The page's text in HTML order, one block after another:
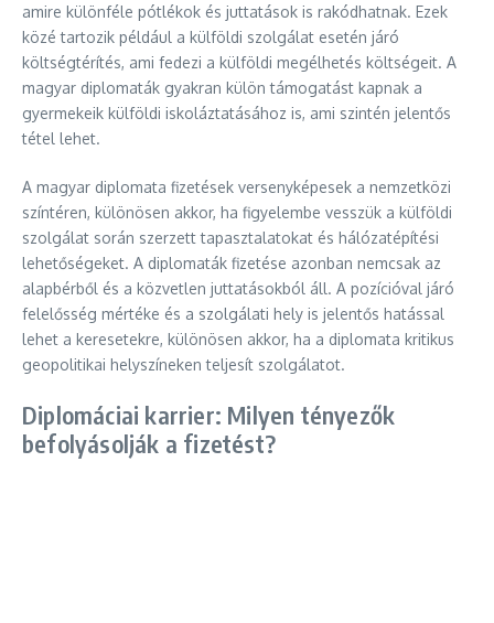
amire különféle pótlékok és juttatások is rakódhatnak. Ezek
közé tartozik például a külföldi szolgálat esetén járó
költségtérítés, ami fedezi a külföldi megélhetés költségeit. A
magyar diplomaták gyakran külön támogatást kapnak a
gyermekeik külföldi iskoláztatásához is, ami szintén jelentős
tétel lehet.
A magyar diplomata fizetések versenyképesek a nemzetközi
színtéren, különösen akkor, ha figyelembe vesszük a külföldi
szolgálat során szerzett tapasztalatokat és hálózatépítési
lehetőségeket. A diplomaták fizetése azonban nemcsak az
alapbérből és a közvetlen juttatásokból áll. A pozícióval járó
felelősség mértéke és a szolgálati hely is jelentős hatással
lehet a keresetekre, különösen akkor, ha a diplomata kritikus
geopolitikai helyszíneken teljesít szolgálatot.
Diplomáciai karrier: Milyen tényezők
befolyásolják a fizetést?